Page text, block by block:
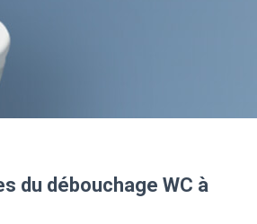
du débouchage WC à